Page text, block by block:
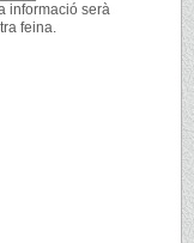
informació serà
feina.